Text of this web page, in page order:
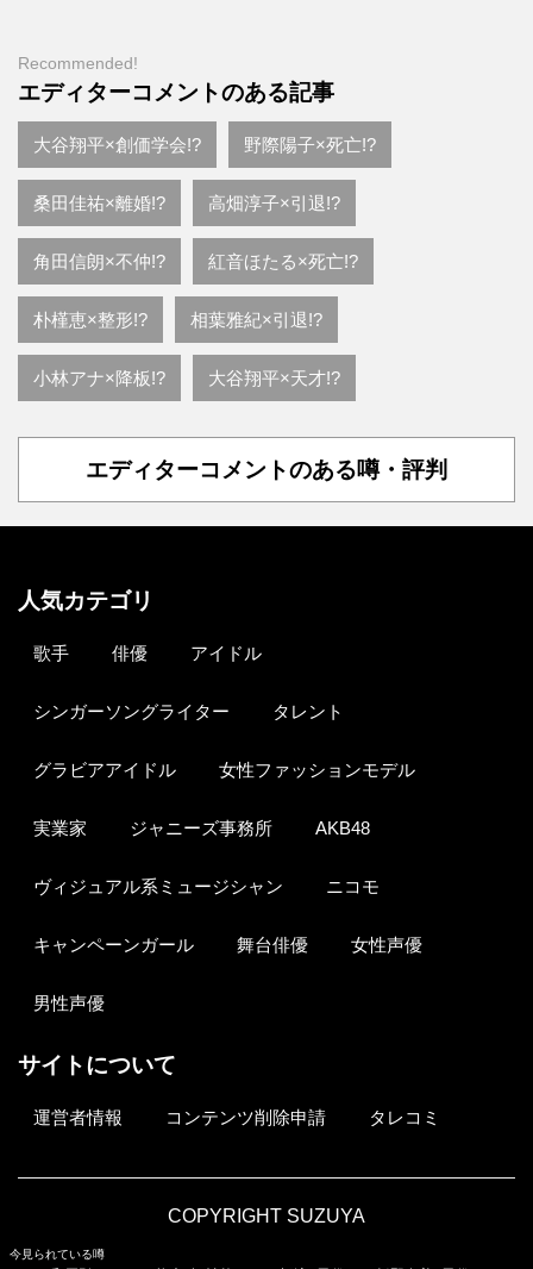
Recommended!
エディターコメントのある記事
大谷翔平×創価学会!? 野際陽子×死亡!?
桑田佳祐×離婚!? 高畑淳子×引退!?
角田信朗×不仲!? 紅音ほたる×死亡!?
朴槿恵×整形!? 相葉雅紀×引退!?
小林アナ×降板!? 大谷翔平×天才!?
エディターコメントのある噂・評判
人気カテゴリ
歌手 俳優 アイドル
シンガーソングライター タレント
グラビアアイドル 女性ファッションモデル
実業家 ジャニーズ事務所 AKB48
ヴィジュアル系ミュージシャン ニコモ
キャンペーンガール 舞台俳優 女性声優
男性声優
サイトについて
運営者情報 コンテンツ削除申請 タレコミ
COPYRIGHT SUZUYA
今見られている噂